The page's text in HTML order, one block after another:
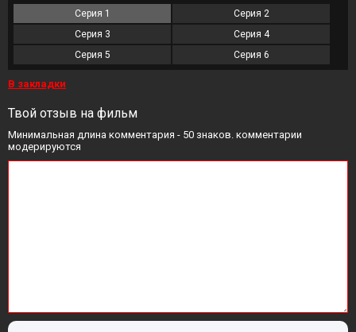
Серия 1
Серия 2
Серия 3
Серия 4
Серия 5
Серия 6
В закладки
Твой отзыв на фильм
Минимальная длина комментария - 50 знаков. комментарии
модерируются